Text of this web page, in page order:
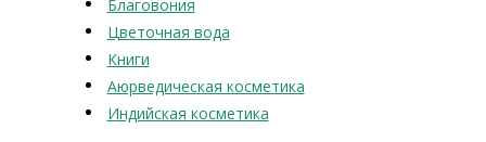
Благовония
Цветочная вода
Книги
Аюрведическая косметика
Индийская косметика